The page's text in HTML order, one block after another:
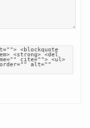
<blockquote
<strong> <del
cite=""> <ul>
alt=""